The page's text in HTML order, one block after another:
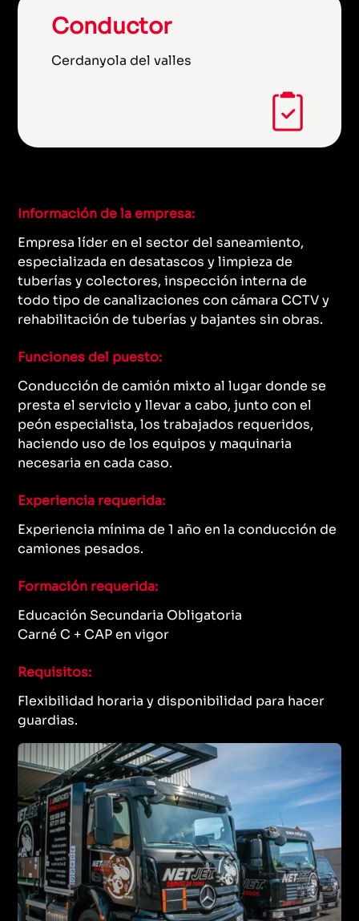
Conductor
Cerdanyola del valles
Información de la empresa:
Empresa líder en el sector del saneamiento,
especializada en desatascos y limpieza de
tuberías y colectores, inspección interna de
todo tipo de canalizaciones con cámara CCTV y
rehabilitación de tuberías y bajantes sin obras.
Funciones del puesto:
Conducción de camión mixto al lugar donde se
presta el servicio y llevar a cabo, junto con el
peón especialista, los trabajados requeridos,
haciendo uso de los equipos y maquinaria
necesaria en cada caso.
Experiencia requerida:
Experiencia mínima de 1 año en la conducción de
camiones pesados.
Formación requerida:
Educación Secundaria Obligatoria
Carné C + CAP en vigor
Requisitos:
Flexibilidad horaria y disponibilidad para hacer
guardias.